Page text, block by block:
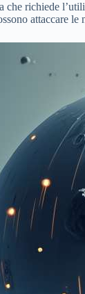
che richiede
attaccare